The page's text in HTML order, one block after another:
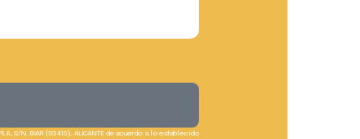
S/N, BIAR (03410), ALICANTE de acuerdo a lo establecido